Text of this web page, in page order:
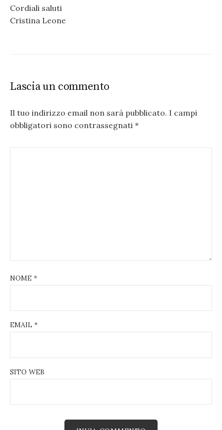
Cordiali saluti
Cristina Leone
Lascia un commento
Il tuo indirizzo email non sarà pubblicato. I campi
obbligatori sono contrassegnati *
NOME *
EMAIL *
SITO WEB